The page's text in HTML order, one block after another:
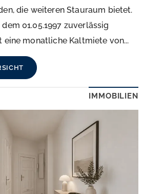
die weiteren Stauraum bietet.
01.05.1997 zuverlässig
monatliche Kaltmiete von...
IMMOBILIEN